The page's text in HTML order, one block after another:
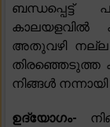
ബന്ധപ്പെട്ട്
കാലയളവിൽ
അതുവഴി നല്ല
തിരഞ്ഞെടുത്ത
നിങ്ങൾ നന്നായി
ഉദ്യോഗം-